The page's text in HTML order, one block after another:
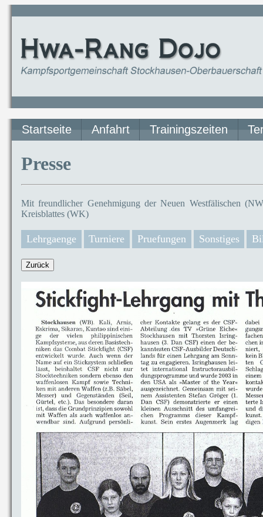
Startseite Anfahrt Trainingszeiten
Presse
Mit freundlicher Genehmigung der Neuen Westfälischen
Kreisblattes (WK)
Lehrgaenge Turniere Pruefungen Sonstiges